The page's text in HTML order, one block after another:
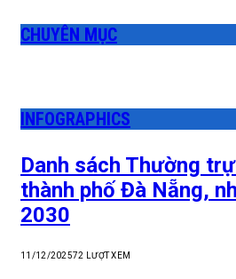
CHUYÊN MỤC
INFOGRAPHICS
Danh sách Thường
thành phố Đà Nẵng,
2030
11/12/202572 LƯỢT XEM